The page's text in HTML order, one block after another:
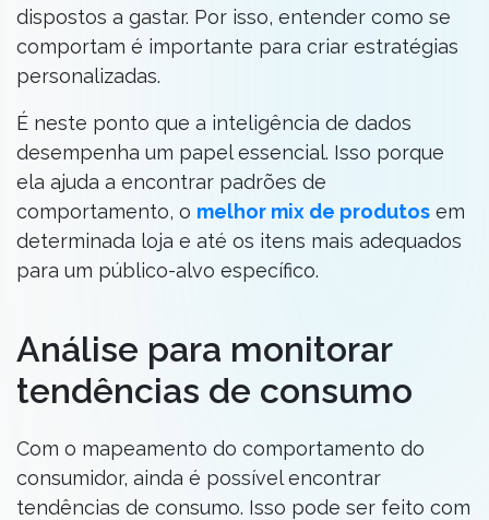
dispostos a gastar. Por isso, entender como se
comportam é importante para criar estratégias
personalizadas.
É neste ponto que a inteligência de dados
desempenha um papel essencial. Isso porque
ela ajuda a encontrar padrões de
comportamento, o melhor mix de produtos em
determinada loja e até os itens mais adequados
para um público-alvo específico.
Análise para monitorar
tendências de consumo
Com o mapeamento do comportamento do
consumidor, ainda é possível encontrar
tendências de consumo. Isso pode ser feito com